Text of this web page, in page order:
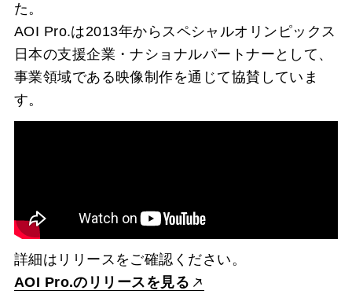
た。
AOI Pro.は2013年からスペシャルオリンピックス
日本の支援企業・ナショナルパートナーとして、
事業領域である映像制作を通じて協賛していま
す。
詳細はリリースをご確認ください。
AOI Pro.のリリースを見る